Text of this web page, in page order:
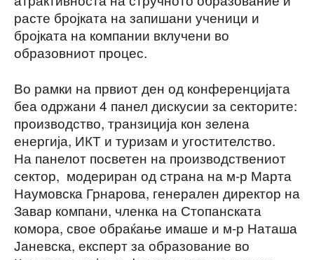
расте бројката на запишани ученици и
бројката на компании вклучени во
образовниот процес.
Во рамки на првиот ден од конференцијата
беа одржани 4 панел дискусии за секторите:
производство, транзиција кон зелена
енергија, ИКТ и туризам и угостителство.
На панелот посветен на производствениот
сектор, модериран од страна на м-р Марта
Наумовска Грнарова, генерален директор на
Завар компани, членка на Стопанската
комора, свое обраќање имаше и м-р Наташа
Јаневска, експерт за образование во